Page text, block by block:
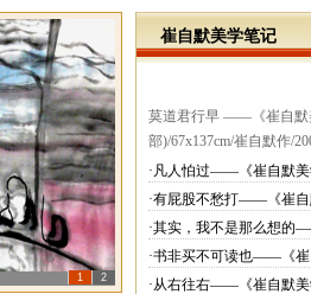
1 2
崔自默美学笔记
莫道君行早 ——《崔自默
部)/67x137cm/崔自默作/
·凡人怕过——《崔自默美
·有屁股不愁打——《崔自
·其实，我不是那么想的
·书非买不可读也——《
·从右往右——《崔自默美